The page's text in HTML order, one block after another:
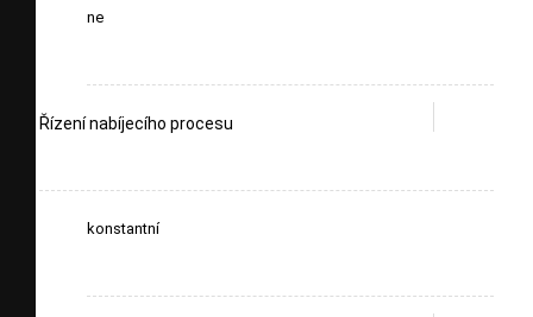
ne
Řízení nabíjecího procesu
konstantní